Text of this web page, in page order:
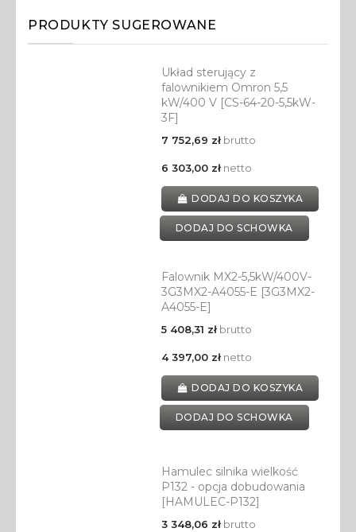
PRODUKTY SUGEROWANE
Układ sterujący z
falownikiem Omron 5,5
kW/400 V [CS-64-20-5,5kW-
3F]
7 752,69 złbrutto
6 303,00 złnetto
DODAJ DO KOSZYKA
DODAJ DO SCHOWKA
Falownik MX2-5,5kW/400V-
3G3MX2-A4055-E [3G3MX2-
A4055-E]
5 408,31 złbrutto
4 397,00 złnetto
DODAJ DO KOSZYKA
DODAJ DO SCHOWKA
Hamulec silnika wielkość
P132 - opcja dobudowania
[HAMULEC-P132]
3 348,06 złbrutto